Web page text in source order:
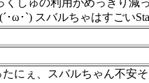
しゅの利用がめっきり減
･ω･`) スバルちゃはすごい
にぇ、スバルちゃん不安